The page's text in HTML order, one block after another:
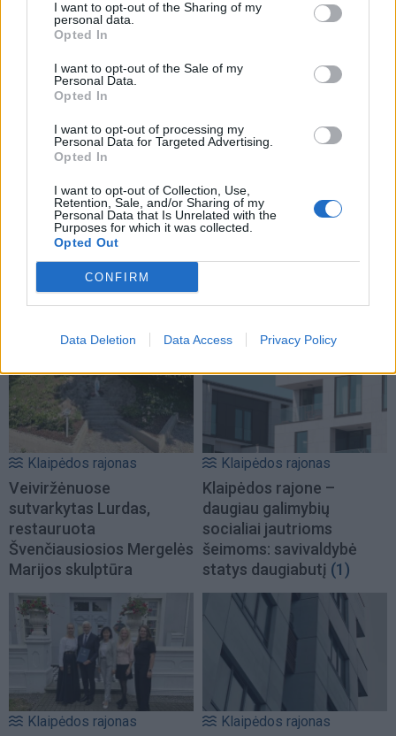
I want to opt-out of the Sharing of my
personal data.
Opted In
I want to opt-out of the Sale of my
Personal Data.
Opted In
I want to opt-out of processing my
Personal Data for Targeted Advertising.
Opted In
I want to opt-out of Collection, Use,
Retention, Sale, and/or Sharing of my
Personal Data that Is Unrelated with the
Purposes for which it was collected.
Opted Out
CONFIRM
Data Deletion Data Access Privacy Policy
Klaipėdos rajonas
Už nišą kolumbariume -
Klaipėdos rajonas
garažus
Klaipėdos rajonas
Daugiabučių namų
atnaujinimui –
Savivaldybės parama
Klaipėdos rajonas
geras, kitiems - ne(1)
Klaipėdos rajonas
Veiviržėnuose
sutvarkytas Lurdas,
restauruota
Švenčiausiosios Mergelės
Marijos skulptūra
Klaipėdos rajonas
Klaipėdos rajone –
daugiau galimybių
socialiai jautrioms
šeimoms: savivaldybė
statys daugiabutį (1)
Klaipėdos rajonas Klaipėdos rajonas